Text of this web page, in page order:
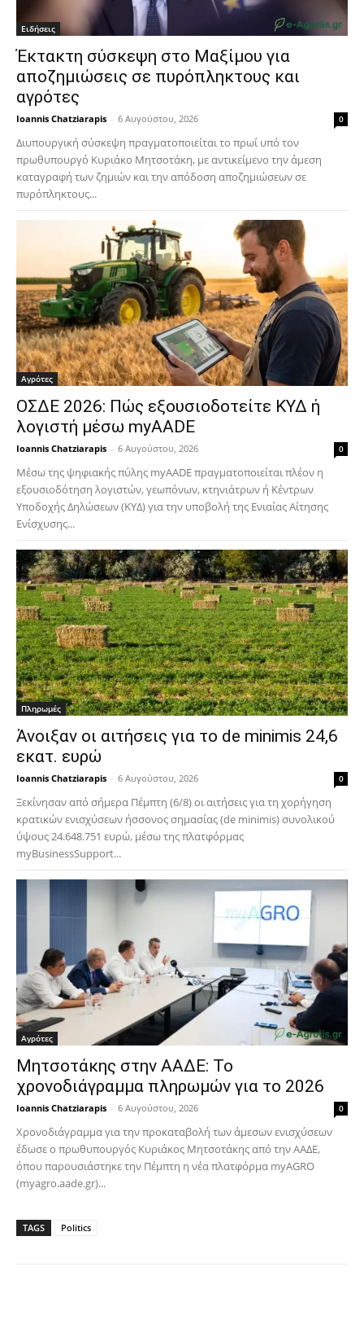
Ειδήσεις
Έκτακτη σύσκεψη στο Μαξίμου για
αποζημιώσεις σε πυρόπληκτους και
αγρότες
Ioannis Chatziarapis - 6 Αυγούστου, 2026 0
Διυπουργική σύσκεψη πραγματοποιείται το πρωί υπό τον
πρωθυπουργό Κυριάκο Μητσοτάκη, με αντικείμενο την άμεση
καταγραφή των ζημιών και την απόδοση αποζημιώσεων σε
πυρόπληκτους...
Αγρότες
ΟΣΔΕ 2026: Πώς εξουσιοδοτείτε ΚΥΔ ή
λογιστή μέσω myAADE
Ioannis Chatziarapis - 6 Αυγούστου, 2026 0
Μέσω της ψηφιακής πύλης myAADE πραγματοποιείται πλέον η
εξουσιοδότηση λογιστών, γεωπόνων, κτηνιάτρων ή Κέντρων
Υποδοχής Δηλώσεων (ΚΥΔ) για την υποβολή της Ενιαίας Αίτησης
Ενίσχυσης...
Πληρωμές
Άνοιξαν οι αιτήσεις για το de minimis 24,6
εκατ. ευρώ
Ioannis Chatziarapis - 6 Αυγούστου, 2026 0
Ξεκίνησαν από σήμερα Πέμπτη (6/8) οι αιτήσεις για τη χορήγηση
κρατικών ενισχύσεων ήσσονος σημασίας (de minimis) συνολικού
ύψους 24.648.751 ευρώ, μέσω της πλατφόρμας
myBusinessSupport...
Αγρότες
Μητσοτάκης στην ΑΑΔΕ: Το
χρονοδιάγραμμα πληρωμών για το 2026
Ioannis Chatziarapis - 6 Αυγούστου, 2026 0
Χρονοδιάγραμμα για την προκαταβολή των άμεσων ενισχύσεων
έδωσε ο πρωθυπουργός Κυριάκος Μητσοτάκης από την ΑΑΔΕ,
όπου παρουσιάστηκε την Πέμπτη η νέα πλατφόρμα myAGRO
(myagro.aade.gr)...
TAGS Politics